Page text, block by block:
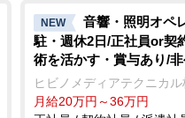
NEW
音響・照明オペ
駐・週休2日/正社員or契
術を活かす・賞与あり/
ヒビノメディアテクニカ
月給20万円～36万円